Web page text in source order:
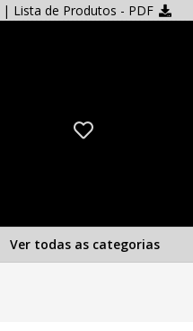
| Lista de Produtos - PDF
Ver todas as categorias